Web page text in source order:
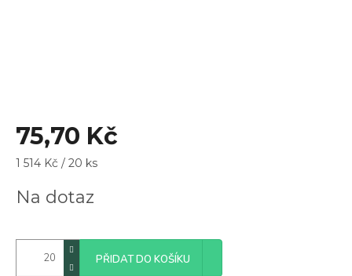
75,70 Kč
Měrná
1 514 Kč / 20 ks
Na dotaz
PŘIDAT DO KOŠÍKU